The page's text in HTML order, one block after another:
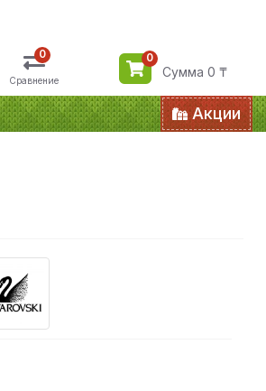
Сравнение
0 0
Сумма 0 ₸
Акции